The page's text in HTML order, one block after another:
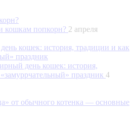
кошкам попкорн? 2 апреля
день кошек: история,
праздник 4